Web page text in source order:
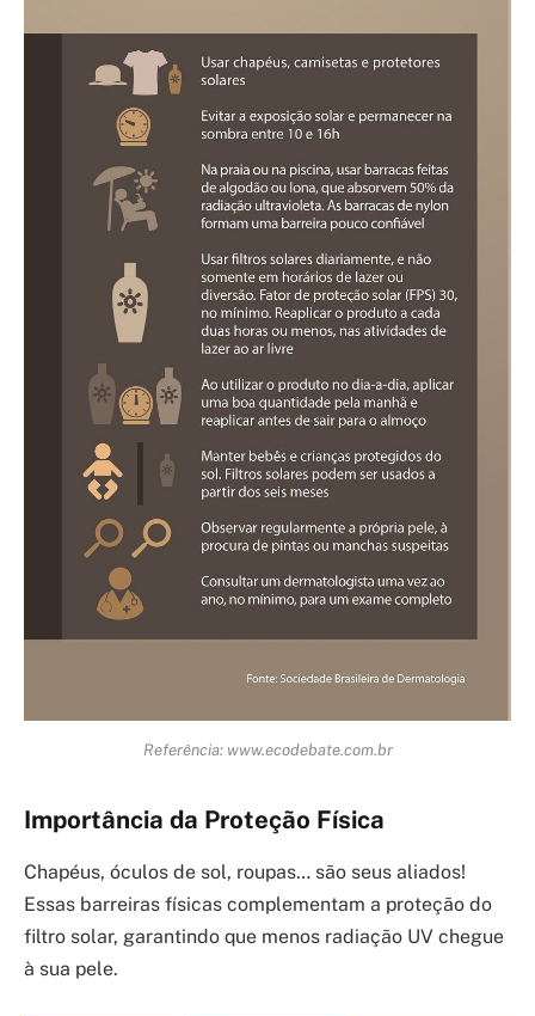
Referência: www.ecodebate.com.br
Importância da Proteção Física
Chapéus, óculos de sol, roupas… são seus aliados!
Essas barreiras físicas complementam a proteção do
filtro solar, garantindo que menos radiação UV chegue
à sua pele.